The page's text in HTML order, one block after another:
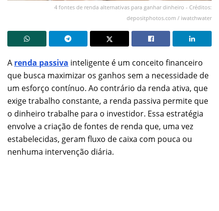
4 fontes de renda alternativas para ganhar dinheiro - Créditos:
depositphotos.com / iwatchwater
A renda passiva inteligente é um conceito financeiro
que busca maximizar os ganhos sem a necessidade de
um esforço contínuo. Ao contrário da renda ativa, que
exige trabalho constante, a renda passiva permite que
o dinheiro trabalhe para o investidor. Essa estratégia
envolve a criação de fontes de renda que, uma vez
estabelecidas, geram fluxo de caixa com pouca ou
nenhuma intervenção diária.